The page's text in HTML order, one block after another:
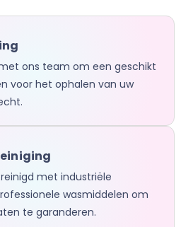
ons team om een geschikt
voor het ophalen van uw
met industriële
wasmiddelen om
te garanderen.